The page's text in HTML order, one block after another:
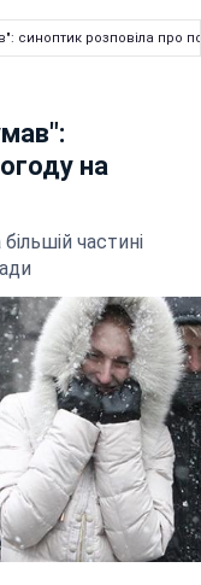
синоптик розповіла про
на
частині